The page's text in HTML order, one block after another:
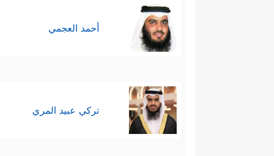
أحمد العجمي
تركي عبيد المري